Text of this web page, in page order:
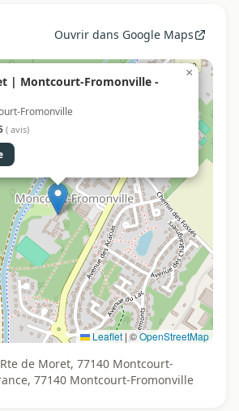
Ouvrir dans Google Maps
| Montcourt-Fromonville -
Fromonville
( avis)
×
Leaflet |©OpenStreetMap
de Moret, 77140 Montcourt-
77140 Montcourt-Fromonville